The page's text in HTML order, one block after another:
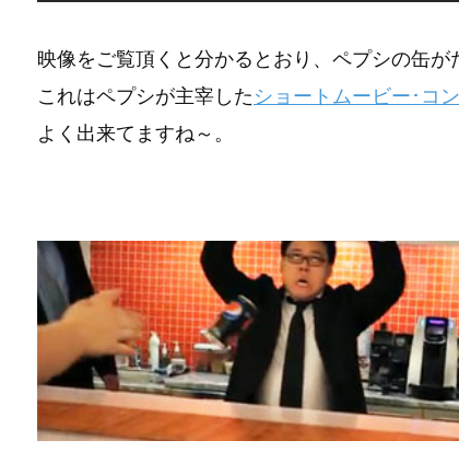
映像をご覧頂くと分かるとおり、ペプシの缶が
これはペプシが主宰した ショートムービー･コ
よく出来てますね～。